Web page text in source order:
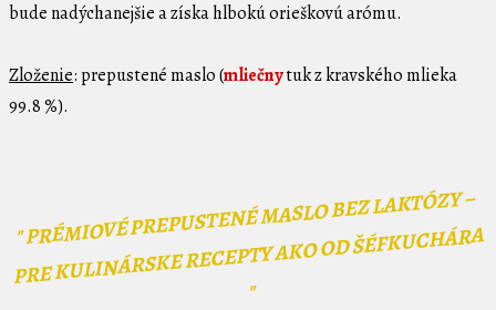
bude nadýchanejšie a získa hlbokú orieškovú arómu.
Zloženie: prepustené maslo (mliečnytuk z kravského mlieka
99.8 %).
" PRÉMIOVÉ PREPUSTENÉ MASLO BEZ LAKTÓZY –
PRE KULINÁRSKE RECEPTY AKO OD ŠÉFKUCHÁRA
"